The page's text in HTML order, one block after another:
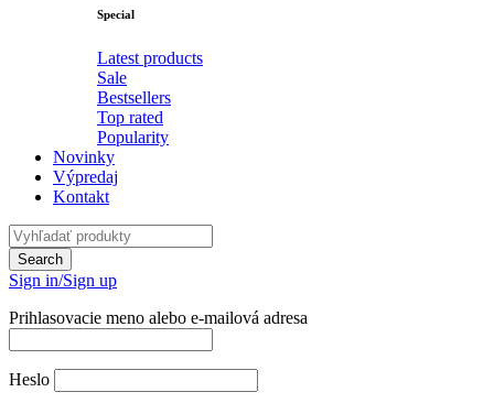
Special
Latest products
Sale
Bestsellers
Top rated
Popularity
Novinky
Výpredaj
Kontakt
Sign in/Sign up
Prihlasovacie meno alebo e-mailová adresa
Heslo